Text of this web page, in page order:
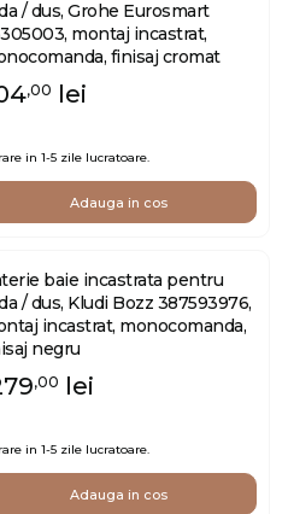
/ dus, Grohe Eurosmart
montaj incastrat,
finisaj cromat
,00 lei
in 1-5 zile lucratoare.
Adauga in cos
baie incastrata pentru
/ dus, Kludi Bozz 387593976,
incastrat, monocomanda,
negru
,00 lei
in 1-5 zile lucratoare.
Adauga in cos